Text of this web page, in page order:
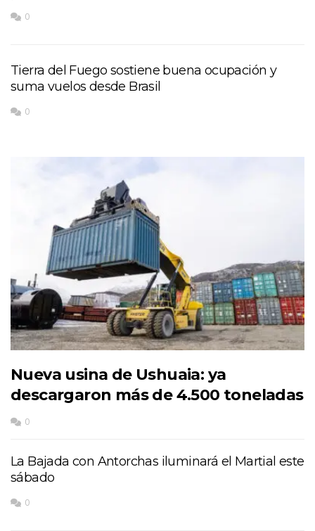
0
Tierra del Fuego sostiene buena ocupación y
suma vuelos desde Brasil
0
Nueva usina de Ushuaia: ya
descargaron más de 4.500 toneladas
0
La Bajada con Antorchas iluminará el Martial este
sábado
0